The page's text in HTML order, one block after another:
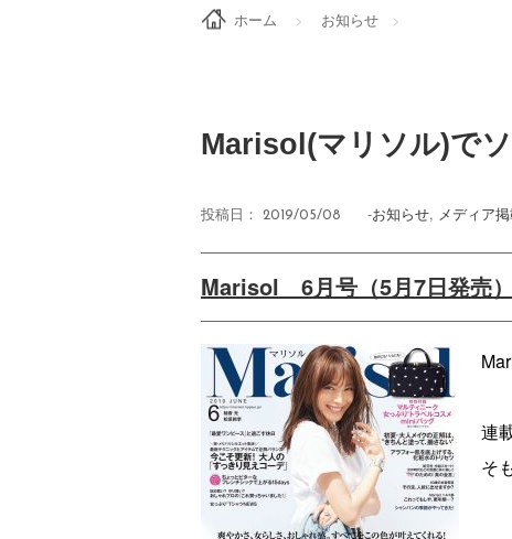
ホーム > お知らせ >
Marisol(マリソル)で
投稿日： 2019/05/08 -お知らせ, メディア
Marisol 6月号（5月7日発売）
連
そ